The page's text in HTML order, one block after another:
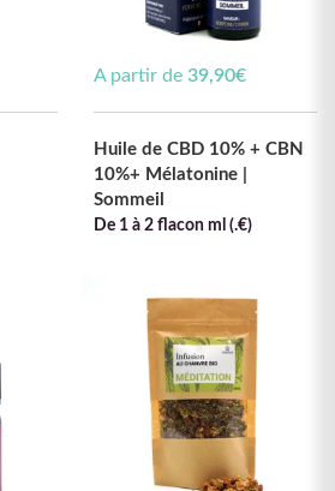
A partir de 39,90€
Huile de CBD 10% + CBN
10%+ Mélatonine |
Sommeil
De 1 à 2 flacon ml (.€)